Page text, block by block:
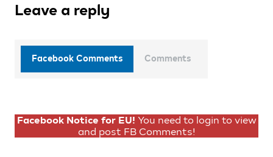
Leave a reply
Facebook Comments Comments
Facebook Notice for EU! You need to login to view
and post FB Comments!